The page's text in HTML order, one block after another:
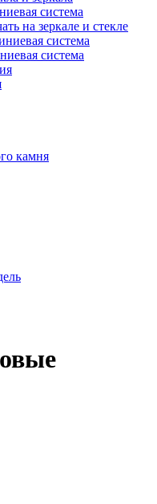
система
на зеркале и стекле
система
система
камня